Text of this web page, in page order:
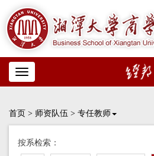
Toggle
navigation
首页 > 师资队伍 > 专任教师
按系检索：